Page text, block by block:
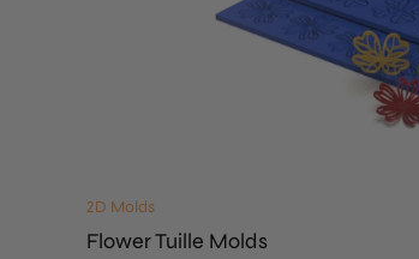
2D Molds
Flower Tuille Molds